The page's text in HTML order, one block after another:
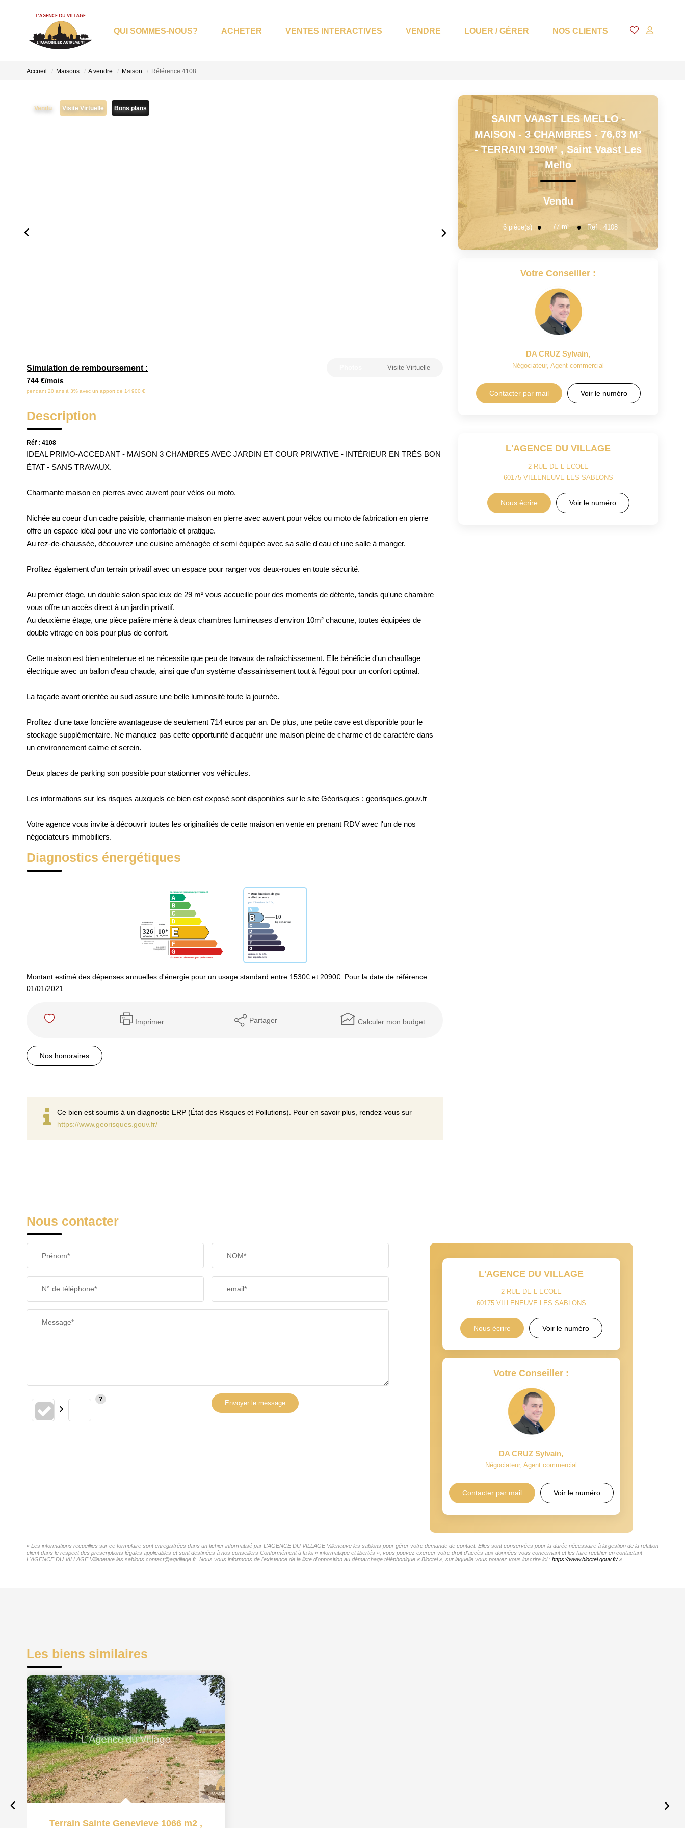
QUI SOMMES-NOUS? ACHETER VENTES INTERACTIVES VENDRE LOUER / GÉRER NOS CLIENTS
Accueil Maisons A vendre Maison Référence 4108
Vendu Visite Virtuelle Bons plans
Simulation de remboursement :
744 €/mois
pendant 20 ans à 3% avec un apport de 14 900 €
Visite Virtuelle
Description
Réf : 4108
IDEAL PRIMO-ACCEDANT - MAISON 3 CHAMBRES AVEC JARDIN ET COUR PRIVATIVE - INTÉRIEUR EN TRÈS BON
ÉTAT - SANS TRAVAUX.
Charmante maison en pierres avec auvent pour vélos ou moto.
Nichée au coeur d'un cadre paisible, charmante maison en pierre avec auvent pour vélos ou moto de fabrication en pierre
offre un espace idéal pour une vie confortable et pratique.
Au rez-de-chaussée, découvrez une cuisine aménagée et semi équipée avec sa salle d'eau et une salle à manger.
Profitez également d'un terrain privatif avec un espace pour ranger vos deux-roues en toute sécurité.
Au premier étage, un double salon spacieux de 29 m² vous accueille pour des moments de détente, tandis qu'une chambre
vous offre un accès direct à un jardin privatif.
Au deuxième étage, une pièce palière mène à deux chambres lumineuses d'environ 10m² chacune, toutes équipées de
double vitrage en bois pour plus de confort.
Cette maison est bien entretenue et ne nécessite que peu de travaux de rafraichissement. Elle bénéficie d'un chauffage
électrique avec un ballon d'eau chaude, ainsi que d'un système d'assainissement tout à l'égout pour un confort optimal.
La façade avant orientée au sud assure une belle luminosité toute la journée.
Profitez d'une taxe foncière avantageuse de seulement 714 euros par an. De plus, une petite cave est disponible pour le
stockage supplémentaire. Ne manquez pas cette opportunité d'acquérir une maison pleine de charme et de caractère dans
un environnement calme et serein.
Deux places de parking son possible pour stationner vos véhicules.
Les informations sur les risques auxquels ce bien est exposé sont disponibles sur le site Géorisques : georisques.gouv.fr
Votre agence vous invite à découvrir toutes les originalités de cette maison en vente en prenant RDV avec l'un de nos
négociateurs immobiliers.
Diagnostics énergétiques
Montant estimé des dépenses annuelles d'énergie pour un usage standard entre 1530€ et 2090€. Pour la date de référence
01/01/2021.
Imprimer Partager Calculer mon budget
Nos honoraires
Ce bien est soumis à un diagnostic ERP (État des Risques et Pollutions). Pour en savoir plus, rendez-vous sur
https://www.georisques.gouv.fr/
SAINT VAAST LES MELLO -
MAISON - 3 CHAMBRES - 76,63 M²
- TERRAIN 130M² ,Saint Vaast Les
Mello
Vendu
6 pièce(s) 77 m² Réf : 4108
L'AGENCE DU VILLAGE
2 RUE DE L ECOLE
60175 VILLENEUVE LES SABLONS
Nous écrire Voir le numéro
Votre Conseiller :
DA CRUZ Sylvain,
Négociateur, Agent commercial
Contacter par mail Voir le numéro
Nous contacter
Prénom* NOM*
N° de téléphone* email*
Message*
Envoyer le message
L'AGENCE DU VILLAGE
2 RUE DE L ECOLE
60175 VILLENEUVE LES SABLONS
Nous écrire Voir le numéro
Votre Conseiller :
DA CRUZ Sylvain,
Négociateur, Agent commercial
Contacter par mail Voir le numéro
« Les informations recueillies sur ce formulaire sont enregistrées dans un fichier informatisé par L'AGENCE DU VILLAGE Villeneuve les sablons pour gérer votre demande de contact. Elles sont conservées pour la durée nécessaire à la gestion de la relation
client dans le respect des prescriptions légales applicables et sont destinées à nos conseillers Conformément à la loi « informatique et libertés », vous pouvez exercer votre droit d'accès aux données vous concernant et les faire rectifier en contactant
L'AGENCE DU VILLAGE Villeneuve les sablons contact@agvillage.fr. Nous vous informons de l'existence de la liste d'opposition au démarchage téléphonique « Bloctel », sur laquelle vous pouvez vous inscrire ici : https://www.bloctel.gouv.fr/»
Les biens similaires
Terrain Sainte Genevieve 1066 m2 ,